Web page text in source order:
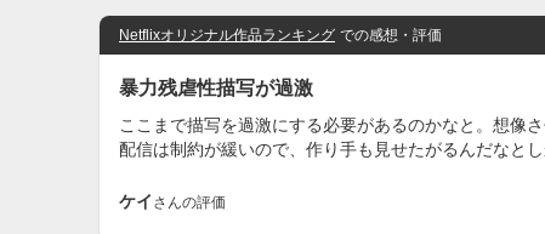
Netflixオリジナル作品ランキング での感想・評価
暴力残虐性描写が過激
ここまで描写を過激にする必要があるのかなと。想像
配信は制約が緩いので、作り手も見せたがるんだなとし
ケイ さんの評価